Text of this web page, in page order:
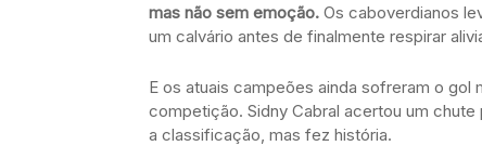
mas não sem emoção. Os caboverdianos
um calvário antes de finalmente respirar
E os atuais campeões ainda sofreram o
competição. Sidny Cabral acertou um
a classificação, mas fez história.